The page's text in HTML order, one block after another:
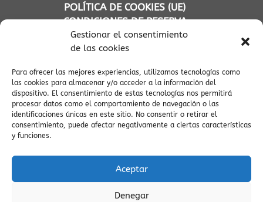
Gestionar el consentimiento
de las cookies
Para ofrecer las mejores experiencias, utilizamos tecnologías como
las cookies para almacenar y/o acceder a la información del
dispositivo. El consentimiento de estas tecnologías nos permitirá
procesar datos como el comportamiento de navegación o las
identificaciones únicas en este sitio. No consentir o retirar el
consentimiento, puede afectar negativamente a ciertas características
y funciones.
Aceptar
Denegar
POLÍTICA DE COOKIES (UE)
CONDICIONES DE RESERVA
(C) APARTAMENTOS TURÍSTICOS AINSA PIRINEOS - INFOPIRINEO
AINSA CODIGOS UNICOS APARTAMENTOS VILLADEAINSA:
ESFCTU00E22200300067521800000000000000000000000000005
/
ESFCTU00B12200300067521800000000000000000000000000001
/
ESFCTU00D12200300067521800000000000000000000000000009
/